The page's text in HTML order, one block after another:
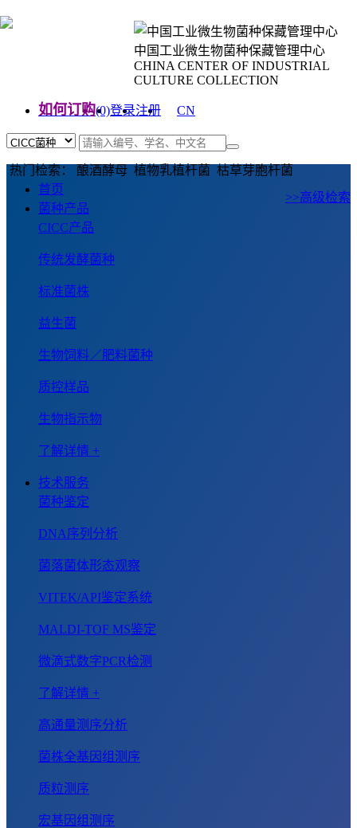
中国工业微生物菌种保藏管理中心
CHINA CENTER OF INDUSTRIAL
CULTURE COLLECTION
如何订购(0)登录注册
CN
热门检索： 酿酒酵母 植物乳植杆菌 枯草芽胞杆菌
>>高级检索
首页
菌种产品
CICC产品
传统发酵菌种
标准菌株
益生菌
生物饲料／肥料菌种
质控样品
生物指示物
了解详情 +
技术服务
菌种鉴定
DNA序列分析
菌落菌体形态观察
VITEK/API鉴定系统
MALDI-TOF MS鉴定
微滴式数字PCR检测
了解详情 +
高通量测序分析
菌株全基因组测序
质粒测序
宏基因组测序